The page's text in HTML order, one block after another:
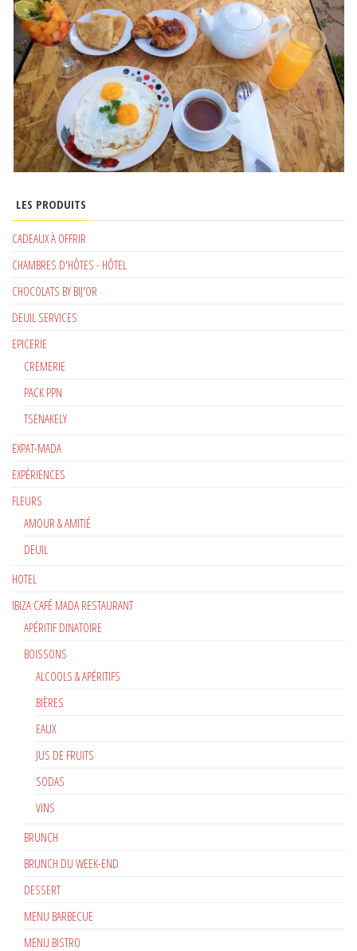
LES PRODUITS
CADEAUX À OFFRIR
CHAMBRES D'HÔTES - HÔTEL
CHOCOLATS BY BIJ'OR
DEUIL SERVICES
EPICERIE
CREMERIE
PACK PPN
TSENAKELY
EXPAT-MADA
EXPÉRIENCES
FLEURS
AMOUR & AMITIÉ
DEUIL
HOTEL
IBIZA CAFÉ MADA RESTAURANT
APÉRITIF DINATOIRE
BOISSONS
ALCOOLS & APÉRITIFS
BIÈRES
EAUX
JUS DE FRUITS
SODAS
VINS
BRUNCH
BRUNCH DU WEEK-END
DESSERT
MENU BARBECUE
MENU BISTRO